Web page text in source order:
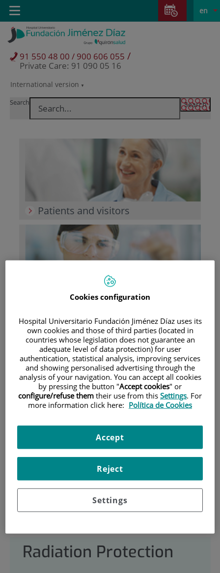
Jump to content
Jump
content
Language
Active
en
International version
91 550 48 00 / 900 606 055 /
Private Care: 91 090 05 16
Search
Toggle
navigation
Patients and visitors
Research
Teaching
Teléfono de atención al usuario
900 301 013
HOME|SERVICES PORTFOLIO
RADIATION PROTECTION
Radiation Protection
Cookies configuration
Hospital Universitario Fundación Jiménez Díaz uses its
own cookies and those of third parties (located in
countries whose legislation does not guarantee an
adequate level of data protection) for user
authentication, statistical analysis, improving services
and showing personalised advertising through the
analysis of your navigation. You can accept all cookies
by pressing the button "Accept cookies" or
configure/refuse them their use from this Settings. For
more information click here: Política de Cookies
Settings
Reject
Accept